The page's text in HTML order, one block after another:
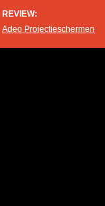
REVIEW:
Adeo Projectieschermen